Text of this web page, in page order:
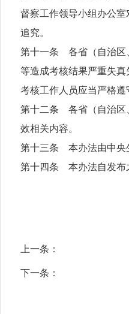
督察工作领导小组办公
追究。
第十一条 各省（自治区
等造成考核结果严重失
考核工作人员应当严格
第十二条 各省（自治区
效相关内容。
第十三条 本办法由中央
第十四条 本办法自发布
上一条：
下一条：